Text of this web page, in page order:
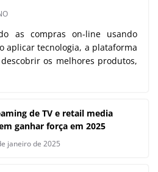
as compras on-line usando
aplicar tecnologia, a plataforma
os melhores produtos,
de TV e retail media
ganhar força em 2025
janeiro de 2025